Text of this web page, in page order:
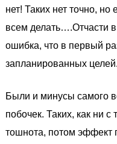
нет! Таких нет точно, но
всем делать….Отчасти
ошибка, что в первый
запланированных
Были и минусы самого
побочек. Таких, как ни с
тошнота, потом эффект